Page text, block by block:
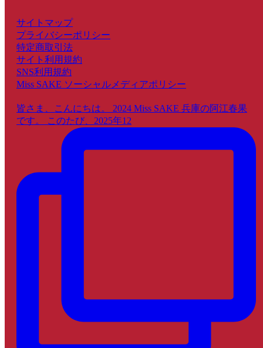
サイトマップ
プライバシーポリシー
特定商取引法
サイト利用規約
SNS利用規約
Miss SAKE ソーシャルメディアポリシー
皆さま、こんにちは。 2024 Miss SAKE 兵庫の阿江春果
です。 このたび、2025年12